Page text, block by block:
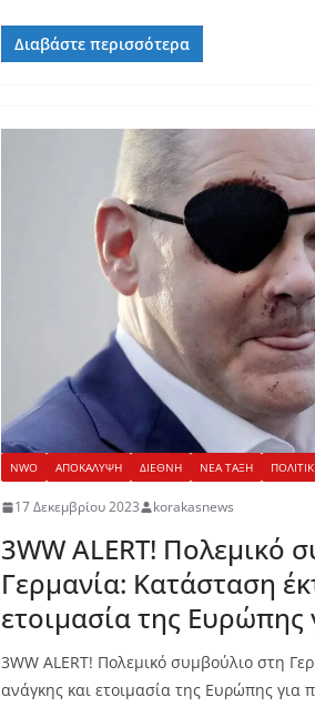
Διαβάστε περισσότερα
NWO ΑΠΟΚΑΛΥΨΗ ΔΙΕΘΝΗ ΝΕΑ ΤΑΞΗ
17 Δεκεμβρίου 2023 korakasnews
3WW ALERT! Πολεμικό
Γερμανία: Κατάσταση
ετοιμασία της
3WW ALERT! Πολεμικό συμβούλιο στη
ανάγκης και ετοιμασία της Ευρώπης για